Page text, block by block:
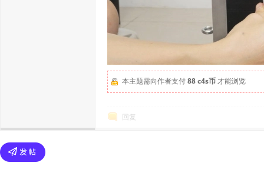
本主题需向作者支付88 c4s币才能浏览
回复